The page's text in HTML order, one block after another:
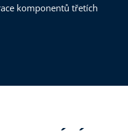
komponentů třetích